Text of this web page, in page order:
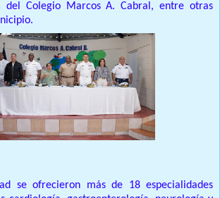
del Colegio Marcos A. Cabral, entre otras
se ofrecieron más de 18 especialidades